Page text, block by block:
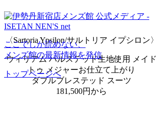
〈Sartoria Ypsilon/サルトリア イプシロン〉
ウィリアム ハルステッド生地使用 メイド
トゥ メジャーお仕立て上がり
ダブルブレステッド スーツ
181,500円から
ここでしか読めない、
メンズ館の最新情報を発信
トップページへ